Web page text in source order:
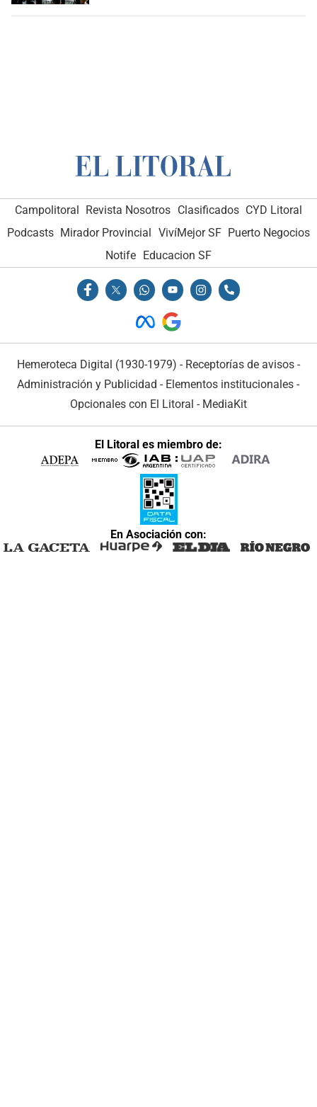
Campolitoral Revista Nosotros Clasificados CYD Litoral
Podcasts Mirador Provincial VivíMejor SF Puerto Negocios
Notife
Educacion SF
Hemeroteca Digital (1930-1979) - Receptorías de avisos -
Administración y Publicidad - Elementos institucionales -
Opcionales con El Litoral - MediaKit
El Litoral es miembro de:
En Asociación con: